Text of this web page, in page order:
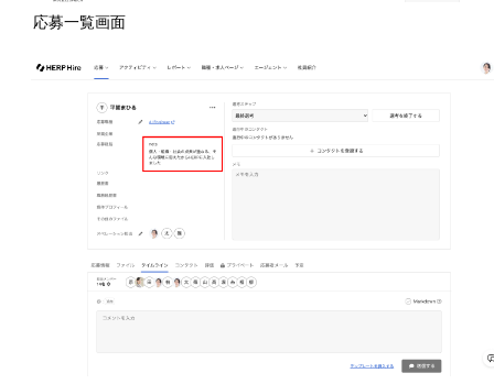
応募一覧画面